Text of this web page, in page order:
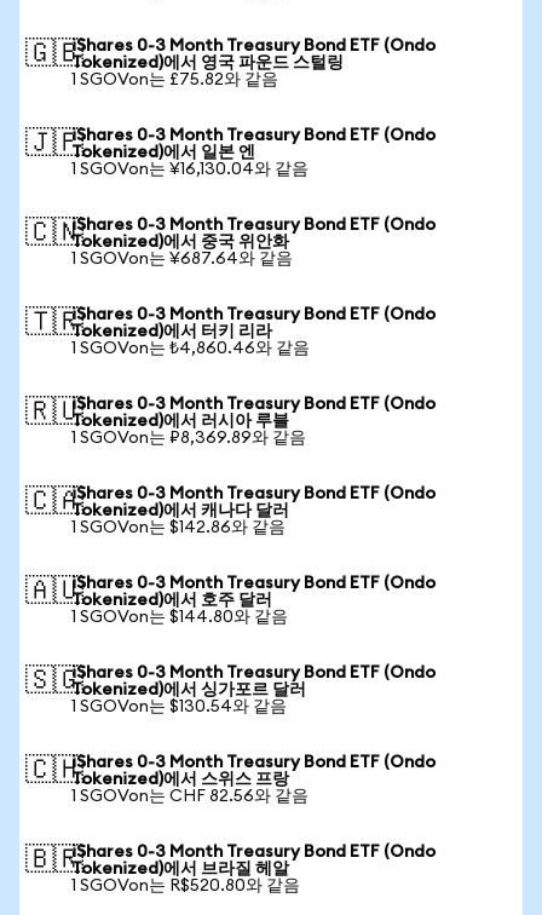
🇬🇧iShares 0-3 Month Treasury Bond ETF (Ondo
Tokenized)에서 영국 파운드 스털링
1 SGOVon는 £75.82와 같음
🇯🇵iShares 0-3 Month Treasury Bond ETF (Ondo
Tokenized)에서 일본 엔
1 SGOVon는 ¥16,130.04와 같음
🇨🇳iShares 0-3 Month Treasury Bond ETF (Ondo
Tokenized)에서 중국 위안화
1 SGOVon는 ¥687.64와 같음
🇹🇷iShares 0-3 Month Treasury Bond ETF (Ondo
Tokenized)에서 터키 리라
1 SGOVon는 ₺4,860.46와 같음
🇷🇺iShares 0-3 Month Treasury Bond ETF (Ondo
Tokenized)에서 러시아 루블
1 SGOVon는 ₽8,369.89와 같음
🇨🇦iShares 0-3 Month Treasury Bond ETF (Ondo
Tokenized)에서 캐나다 달러
1 SGOVon는 $142.86와 같음
🇦🇺iShares 0-3 Month Treasury Bond ETF (Ondo
Tokenized)에서 호주 달러
1 SGOVon는 $144.80와 같음
🇸🇬iShares 0-3 Month Treasury Bond ETF (Ondo
Tokenized)에서 싱가포르 달러
1 SGOVon는 $130.54와 같음
🇨🇭iShares 0-3 Month Treasury Bond ETF (Ondo
Tokenized)에서 스위스 프랑
1 SGOVon는 CHF 82.56와 같음
🇧🇷iShares 0-3 Month Treasury Bond ETF (Ondo
Tokenized)에서 브라질 헤알
1 SGOVon는 R$520.80와 같음